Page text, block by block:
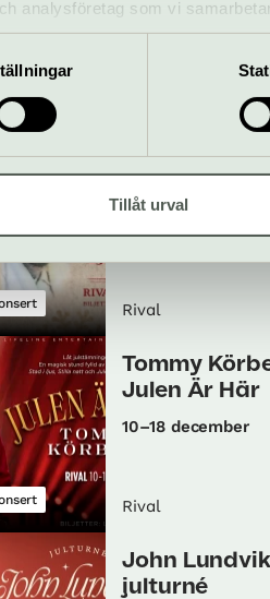
analysföretag som vi
har tillhandahållit eller som de
Tillåt urval
& rock
E.M.D
Rival
Tommy
Julen Är Här
10–18 december
Rival
John Lundvik
julturné